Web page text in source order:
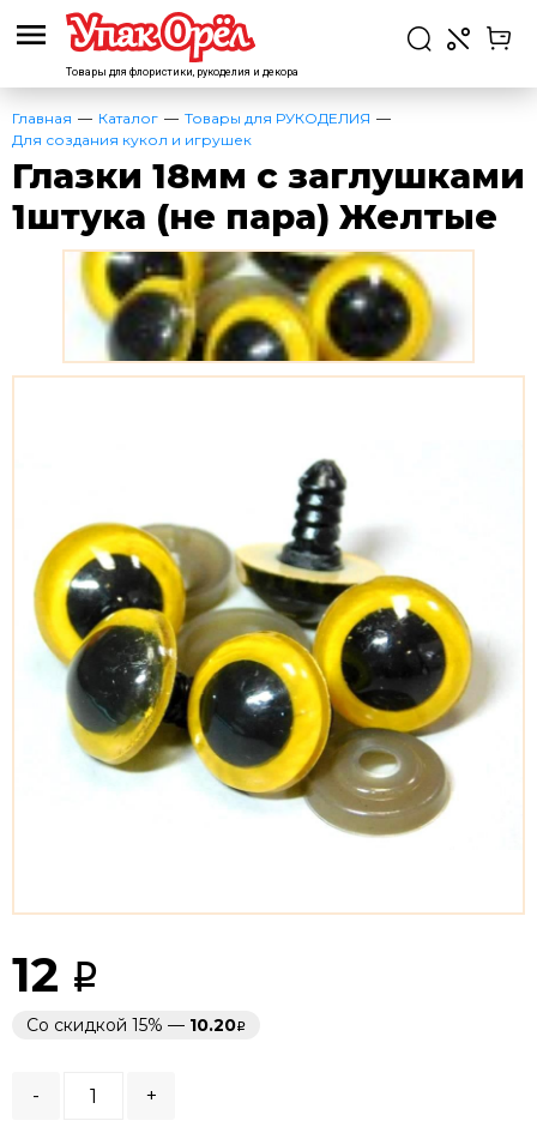
Товары для флористики, рукоделия и декора
Главная Каталог
Товары для РУКОДЕЛИЯ
Для создания кукол и игрушек
Глазки 18мм с заглушками
1штука (не пара) Желтые
12
Со скидкой 15% — 10.20
- +